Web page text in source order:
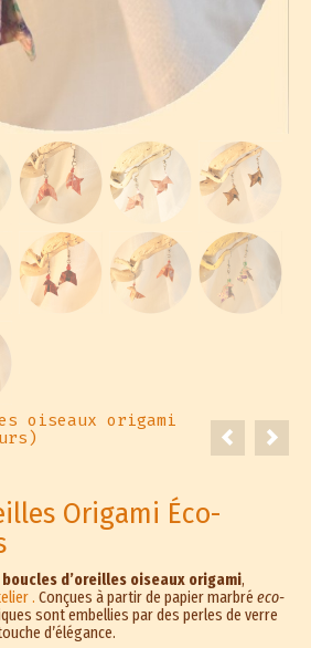
oiseaux origami
Origami Éco-
boucles d’oreilles oiseaux origami,
. Conçues à partir de papier marbré eco-
sont embellies par des perles de verre
d’élégance.